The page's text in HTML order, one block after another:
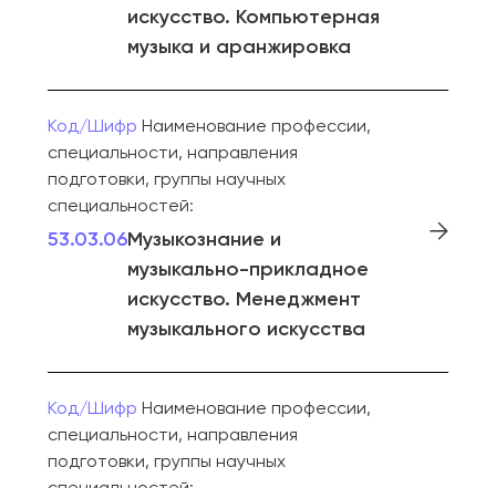
искусство. Компьютерная
музыка и аранжировка
Код/Шифр Наименование профессии,
специальности, направления
подготовки, группы научных
специальностей:
53.03.06Музыкознание и
музыкально-прикладное
искусство. Менеджмент
музыкального искусства
Код/Шифр Наименование профессии,
специальности, направления
подготовки, группы научных